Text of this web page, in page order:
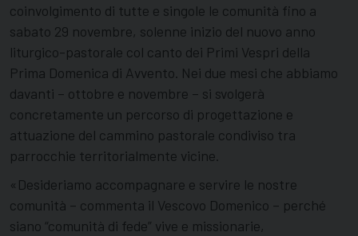
coinvolgimento di tutte e singole le comunità fino a
sabato 29 novembre, solenne inizio del nuovo anno
liturgico-pastorale col canto dei Primi Vespri della
Prima Domenica di Avvento. Nei due mesi che abbiamo
davanti – ottobre e novembre – si svolgerà
concretamente un percorso di progettazione e
attuazione del cammino pastorale condiviso tra
parrocchie territorialmente vicine.
«Desideriamo accompagnare e servire le nostre
comunità – commenta il Vescovo Domenico – perché
siano “comunità di fede” vive e missionarie,